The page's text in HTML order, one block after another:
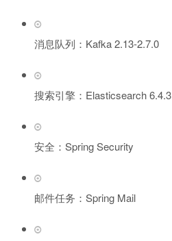
消息队列：Kafka 2.13-2.7.0
搜索引擎：Elasticsearch 6.4.3
安全：Spring Security
邮件任务：Spring Mail